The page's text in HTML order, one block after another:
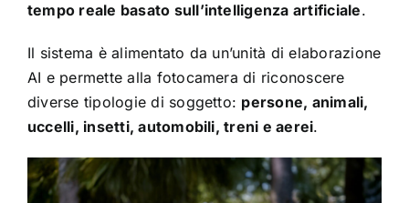
tempo reale basato sull’intelligenza artificiale.
Il sistema è alimentato da un’unità di elaborazione
AI e permette alla fotocamera di riconoscere
diverse tipologie di soggetto: persone, animali,
uccelli, insetti, automobili, treni e aerei.